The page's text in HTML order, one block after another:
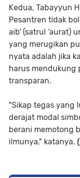
Kedua, Tabayyun
Pesantren tidak
aib' (satrul ‘aurat)
yang merugikan
nyata adalah jika
harus mendukung
transparan.
"Sikap tegas yang
derajat modal
berani memotong
ilmunya," katanya.